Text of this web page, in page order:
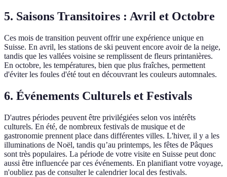
5. Saisons Transitoires : Avril et Octobre
Ces mois de transition peuvent offrir une expérience unique en
Suisse. En avril, les stations de ski peuvent encore avoir de la neige,
tandis que les vallées voisine se remplissent de fleurs printanières.
En octobre, les températures, bien que plus fraîches, permettent
d'éviter les foules d'été tout en découvrant les couleurs automnales.
6. Événements Culturels et Festivals
D'autres périodes peuvent être privilégiées selon vos intérêts
culturels. En été, de nombreux festivals de musique et de
gastronomie prennent place dans différentes villes. L'hiver, il y a les
illuminations de Noël, tandis qu’au printemps, les fêtes de Pâques
sont très populaires. La période de votre visite en Suisse peut donc
aussi être influencée par ces événements. En planifiant votre voyage,
n'oubliez pas de consulter le calendrier local des festivals.